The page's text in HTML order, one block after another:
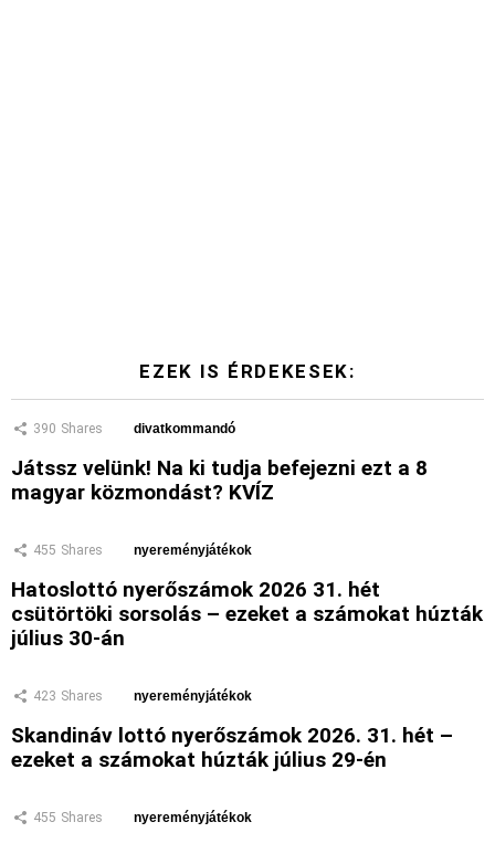
EZEK IS ÉRDEKESEK:
390 Shares divatkommandó
Játssz velünk! Na ki tudja befejezni ezt a 8
magyar közmondást? KVÍZ
455 Shares nyereményjátékok
Hatoslottó nyerőszámok 2026 31. hét
csütörtöki sorsolás – ezeket a számokat húzták
július 30-án
423 Shares nyereményjátékok
Skandináv lottó nyerőszámok 2026. 31. hét –
ezeket a számokat húzták július 29-én
455 Shares nyereményjátékok